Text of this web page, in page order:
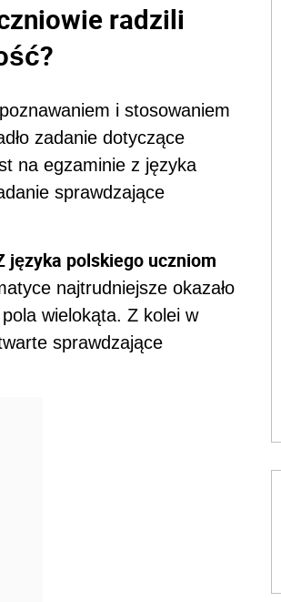
radzili
i stosowaniem
zadanie dotyczące
na egzaminie z języka
sprawdzające
języka polskiego uczniom
najtrudniejsze okazało
wielokąta. Z kolei w
sprawdzające